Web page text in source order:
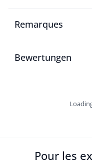
Remarques
Bewertungen
Pour les